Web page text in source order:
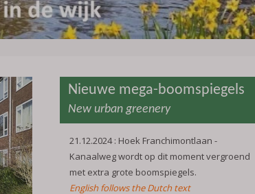
Nieuwe mega-boomspiegels
New urban greenery
21.12.2024 : Hoek Franchimontlaan -
Kanaalweg wordt op dit moment vergroend
met extra grote boomspiegels.
English follows the Dutch text